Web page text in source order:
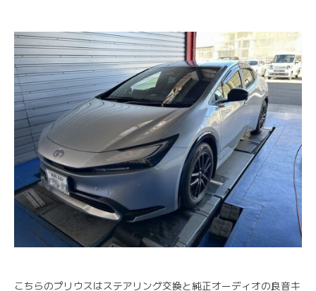
こちらのプリウスはステアリング交換と純正オーディオの良音キ